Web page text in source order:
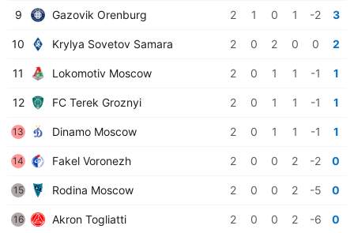
9 Gazovik Orenburg 2 1 0 1 -2 3
10 Krylya Sovetov Samara 2 0 2 0 0 2
11 Lokomotiv Moscow 2 0 1 1 -1 1
12 FC Terek Groznyi 2 0 1 1 -1 1
13 Dinamo Moscow 2 0 1 1 -1 1
14 Fakel Voronezh 2 0 0 2 -2 0
15 Rodina Moscow 2 0 0 2 -5 0
16 Akron Togliatti 2 0 0 2 -6 0